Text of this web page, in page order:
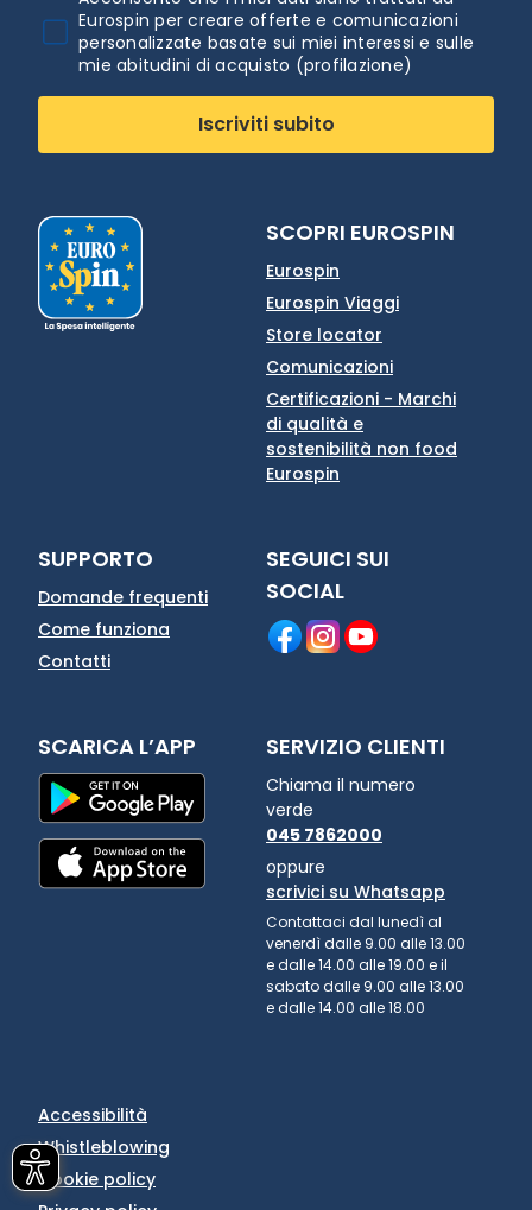
Eurospin per creare offerte e comunicazioni
personalizzate basate sui miei interessi e sulle
mie abitudini di acquisto (profilazione)
Iscriviti subito
SCOPRI EUROSPIN
Eurospin
Eurospin Viaggi
Store locator
Comunicazioni
Certificazioni - Marchi
di qualità e
sostenibilità non food
Eurospin
SUPPORTO
Domande frequenti
Come funziona
Contatti
SEGUICI SUI
SOCIAL
SCARICA L’APP SERVIZIO CLIENTI
Chiama il numero
verde
045 7862000
oppure
scrivici su Whatsapp
Contattaci dal lunedì al
venerdì dalle 9.00 alle 13.00
e dalle 14.00 alle 19.00 e il
sabato dalle 9.00 alle 13.00
e dalle 14.00 alle 18.00
Accessibilità
Whistleblowing
Cookie policy